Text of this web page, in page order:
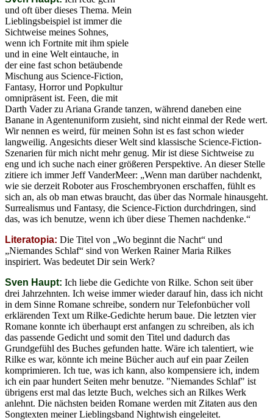
und oft über dieses Thema. Mein
Lieblingsbeispiel ist immer die
Sichtweise meines Sohnes,
wenn ich Fortnite mit ihm spiele
und in eine Welt eintauche, in
der eine fast schon betäubende
Mischung aus Science-Fiction,
Fantasy, Horror und Popkultur
omnipräsent ist. Feen, die mit
Darth Vader zu Ariana Grande tanzen, während daneben eine
Banane in Agentenuniform zusieht, sind nicht einmal der Rede wert.
Wir nennen es weird, für meinen Sohn ist es fast schon wieder
langweilig. Angesichts dieser Welt sind klassische Science-Fiction-
Szenarien für mich nicht mehr genug. Mir ist diese Sichtweise zu
eng und ich suche nach einer größeren Perspektive. An dieser Stelle
zitiere ich immer Jeff VanderMeer: „Wenn man darüber nachdenkt,
wie sie derzeit Roboter aus Froschembryonen erschaffen, fühlt es
sich an, als ob man etwas braucht, das über das Normale hinausgeht.
Surrealismus und Fantasy, die Science-Fiction durchdringen, sind
das, was ich benutze, wenn ich über diese Themen nachdenke.“
Literatopia: Die Titel von „Wo beginnt die Nacht“ und
„Niemandes Schlaf“ sind von Werken Rainer Maria Rilkes
inspiriert. Was bedeutet Dir sein Werk?
Sven Haupt: Ich liebe die Gedichte von Rilke. Schon seit über
drei Jahrzehnten. Ich weise immer wieder darauf hin, dass ich nicht
in dem Sinne Romane schreibe, sondern nur Telefonbücher voll
erklärenden Text um Rilke-Gedichte herum baue. Die letzten vier
Romane konnte ich überhaupt erst anfangen zu schreiben, als ich
das passende Gedicht und somit den Titel und dadurch das
Grundgefühl des Buches gefunden hatte. Wäre ich talentiert, wie
Rilke es war, könnte ich meine Bücher auch auf ein paar Zeilen
komprimieren. Ich tue, was ich kann, also kompensiere ich, indem
ich ein paar hundert Seiten mehr benutze. "Niemandes Schlaf" ist
übrigens erst mal das letzte Buch, welches sich an Rilkes Werk
anlehnt. Die nächsten beiden Romane werden mit Zitaten aus den
Songtexten meiner Lieblingsband Nightwish eingeleitet.